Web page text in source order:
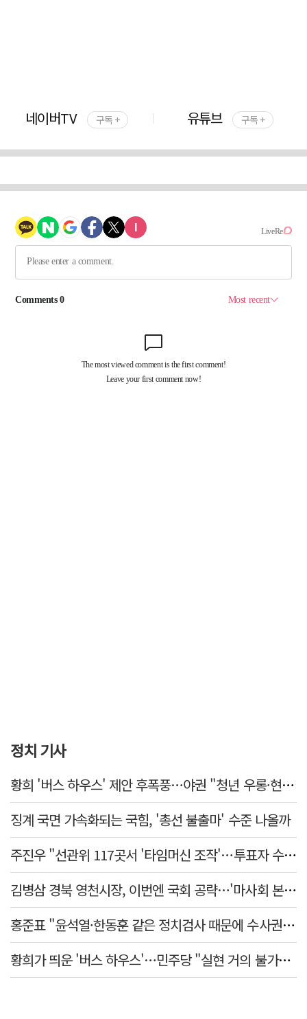
네이버TV 구독 + 유튜브 구독 +
정치 기사
황희 '버스 하우스' 제안 후폭풍…야권 "청년 우롱·현실 괴리" 총공세
징계 국면 가속화되는 국힘, '총선 불출마' 수준 나올까
주진우 "선관위 117곳서 '타임머신 조작'…투표자 수 미리 입력"
김병삼 경북 영천시장, 이번엔 국회 공략…'마사회 본사 이전·광역교통망 확충' 요청
홍준표 "윤석열·한동훈 같은 정치검사 때문에 수사권마저 탈취 당해"
황희가 띄운 '버스 하우스'…민주당 "실현 거의 불가능, 해프닝으로 봐달라"